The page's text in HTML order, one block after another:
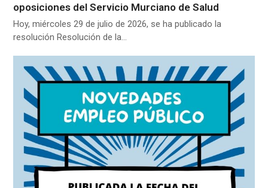
oposiciones del Servicio Murciano de Salud
Hoy, miércoles 29 de julio de 2026, se ha publicado la
resolución Resolución de la…